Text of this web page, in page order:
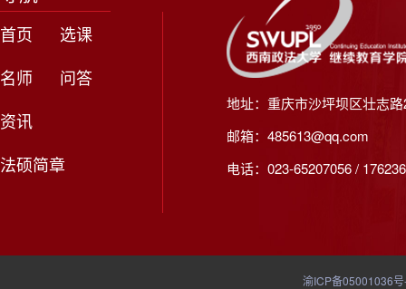
首页
选课
名师
问答
资讯
法硕简章
地址：重庆市沙坪坝区壮志
邮箱：485613@qq.com
电话：023-65207056 /
渝ICP备05001036